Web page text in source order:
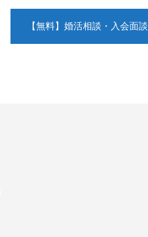
【無料】婚活相談・入会面